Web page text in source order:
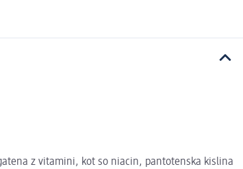
z vitamini, kot so niacin, pantotenska kislina